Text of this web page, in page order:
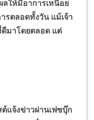
ลให้มีอาการเหนื่อย
รตลอดทั้งวัน แม้เจ้า
มาโดยตลอด แต่
จ้งข่าวผ่านเฟซบุ๊ก